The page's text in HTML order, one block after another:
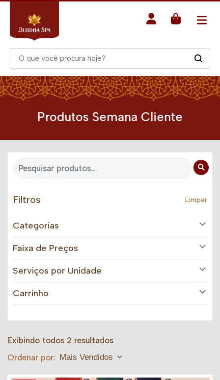
Produtos Semana Cliente
Filtros Limpar
Categorias
Faixa de Preços
Serviços por Unidade
Carrinho
Exibindo todos 2 resultados
Ordenar por: Mais Vendidos